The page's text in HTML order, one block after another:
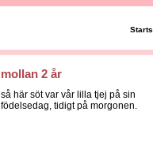
mollan 2 år
så här söt var vår lilla tjej på sin
födelsedag, tidigt på morgonen.